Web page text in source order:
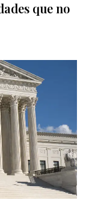
que no